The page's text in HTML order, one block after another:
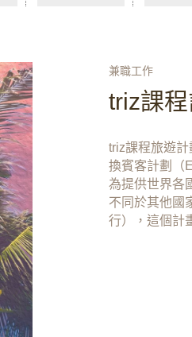
兼職工作
triz課
triz課程旅遊
換賓客計劃（
為提供世界各
不同於其他國
行），這個計